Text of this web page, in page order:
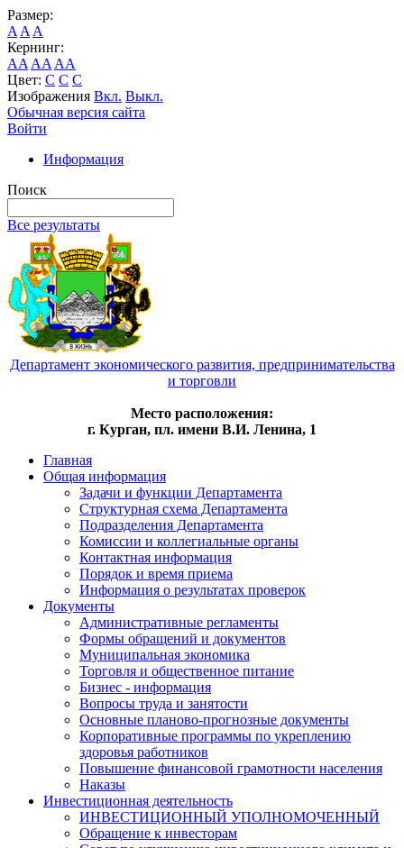
Размер:
A A A
Кернинг:
AA AA AA
Цвет: C C C
Изображения Вкл. Выкл.
Обычная версия сайта
Войти
Информация
Поиск
Все результаты
Департамент экономического развития, предпринимательства
и торговли
Место расположения:
г. Курган, пл. имени В.И. Ленина, 1
Главная
Общая информация
Задачи и функции Департамента
Структурная схема Департамента
Подразделения Департамента
Комиссии и коллегиальные органы
Контактная информация
Порядок и время приема
Информация о результатах проверок
Документы
Административные регламенты
Формы обращений и документов
Муниципальная экономика
Торговля и общественное питание
Бизнес - информация
Вопросы труда и занятости
Основные планово-прогнозные документы
Корпоративные программы по укреплению
здоровья работников
Повышение финансовой грамотности населения
Наказы
Инвестиционная деятельность
ИНВЕСТИЦИОННЫЙ УПОЛНОМОЧЕННЫЙ
Обращение к инвесторам